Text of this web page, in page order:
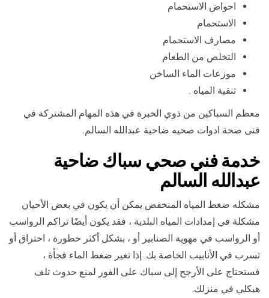
احواض الاستحمام
الاستحمام
مصارف الاستحمام
التخلص من الطعام
موزعات الماء الساخن
تنقية المياه .
معظم السباكين من ذوي الخبرة في هذه المهام المشتركة في
فنى صحة ادوات صحيه ضاحية عبدالله السالم.
خدمة فني صحي سباك ضاحية
عبدالله السالم
مشكله ضغط المياه المنخفض يمكن أن يكون في بعض الأحيان
مشكلة في إمدادات المياه البلدية ، فقد يكون أيضًا تراكم الرواسب
أو الرواسب في مهوية الصنابير أو ، بشكل أكثر خطورة ، اختراق أو
تسرب في الأنابيب الخاصة بك. إذا تغير ضغط الماء فجأة ،
فستحتاج على الأرجح إلى سباك على الفور لمنع حدوث تلف
هيكلي في منزلك.